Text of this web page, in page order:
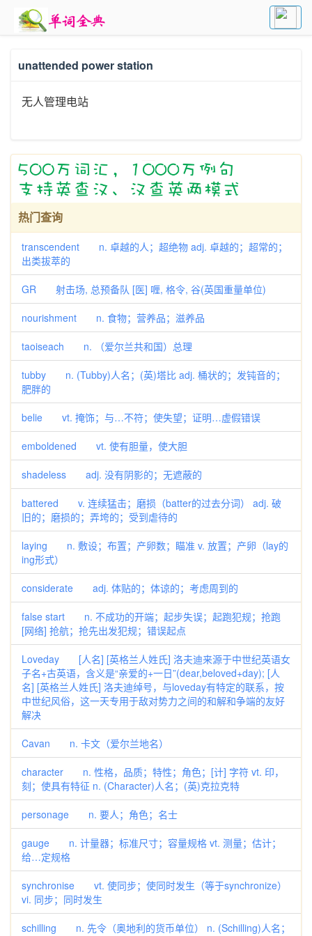
unattended power station
无人管理电站
热门查询
transcendent n. 卓越的人；超绝物 adj. 卓越的；超常的；
出类拔萃的
GR 射击场, 总预备队 [医] 喱, 格令, 谷(英国重量单位)
nourishment n. 食物；营养品；滋养品
taoiseach n. （爱尔兰共和国）总理
tubby n. (Tubby)人名；(英)塔比 adj. 桶状的；发钝音的；
肥胖的
belie vt. 掩饰；与…不符；使失望；证明…虚假错误
emboldened vt. 使有胆量，使大胆
shadeless adj. 没有阴影的；无遮蔽的
battered v. 连续猛击；磨损（batter的过去分词） adj. 破
旧的；磨损的；弄垮的；受到虐待的
laying n. 敷设；布置；产卵数；瞄准 v. 放置；产卵（lay的
ing形式）
considerate adj. 体贴的；体谅的；考虑周到的
false start n. 不成功的开端；起步失误；起跑犯规；抢跑
[网络] 抢航；抢先出发犯规；错误起点
Loveday [人名] [英格兰人姓氏] 洛夫迪来源于中世纪英语女
子名+古英语，含义是“亲爱的+一日”(dear,beloved+day); [人
名] [英格兰人姓氏] 洛夫迪绰号，与loveday有特定的联系，按
中世纪风俗，这一天专用于敌对势力之间的和解和争端的友好
解决
Cavan n. 卡文（爱尔兰地名）
character n. 性格，品质；特性；角色；[计] 字符 vt. 印，
刻；使具有特征 n. (Character)人名；(英)克拉克特
personage n. 要人；角色；名士
gauge n. 计量器；标准尺寸；容量规格 vt. 测量；估计；
给…定规格
synchronise vt. 使同步；使同时发生（等于synchronize）
vi. 同步；同时发生
schilling n. 先令（奥地利的货币单位） n. (Schilling)人名；